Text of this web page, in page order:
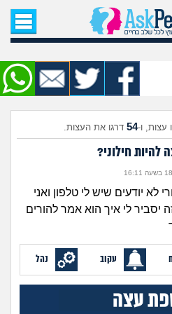
עמוד הבית
שאל שאלה
שאלות חדשות
שאלות שעוררו עניין
עצות חדשות
מה קורה כאן?
מתחם הטיפים
מדורים
עצות, ו-54 דרגו את העצות.
להיות חילוני?
לא יודעים שיש לי טלפון ואני
יסביר לי איך הוא אמר להורים
עקוב נהל